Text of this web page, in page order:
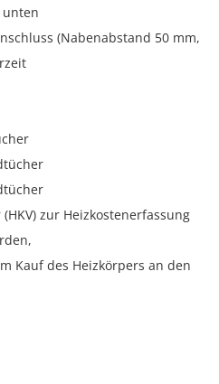
unten
(Nabenabstand 50 mm,
zur Heizkostenerfassung
Kauf des Heizkörpers an den